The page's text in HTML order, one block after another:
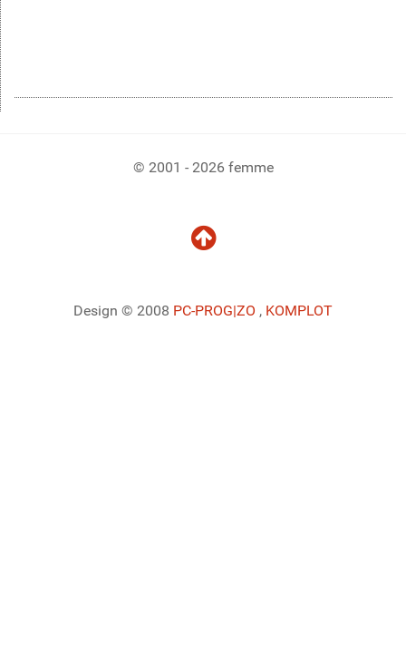
© 2001 - 2026 femme
Design © 2008 PC-PROG|ZO , KOMPLOT